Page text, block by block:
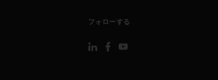
フォローする